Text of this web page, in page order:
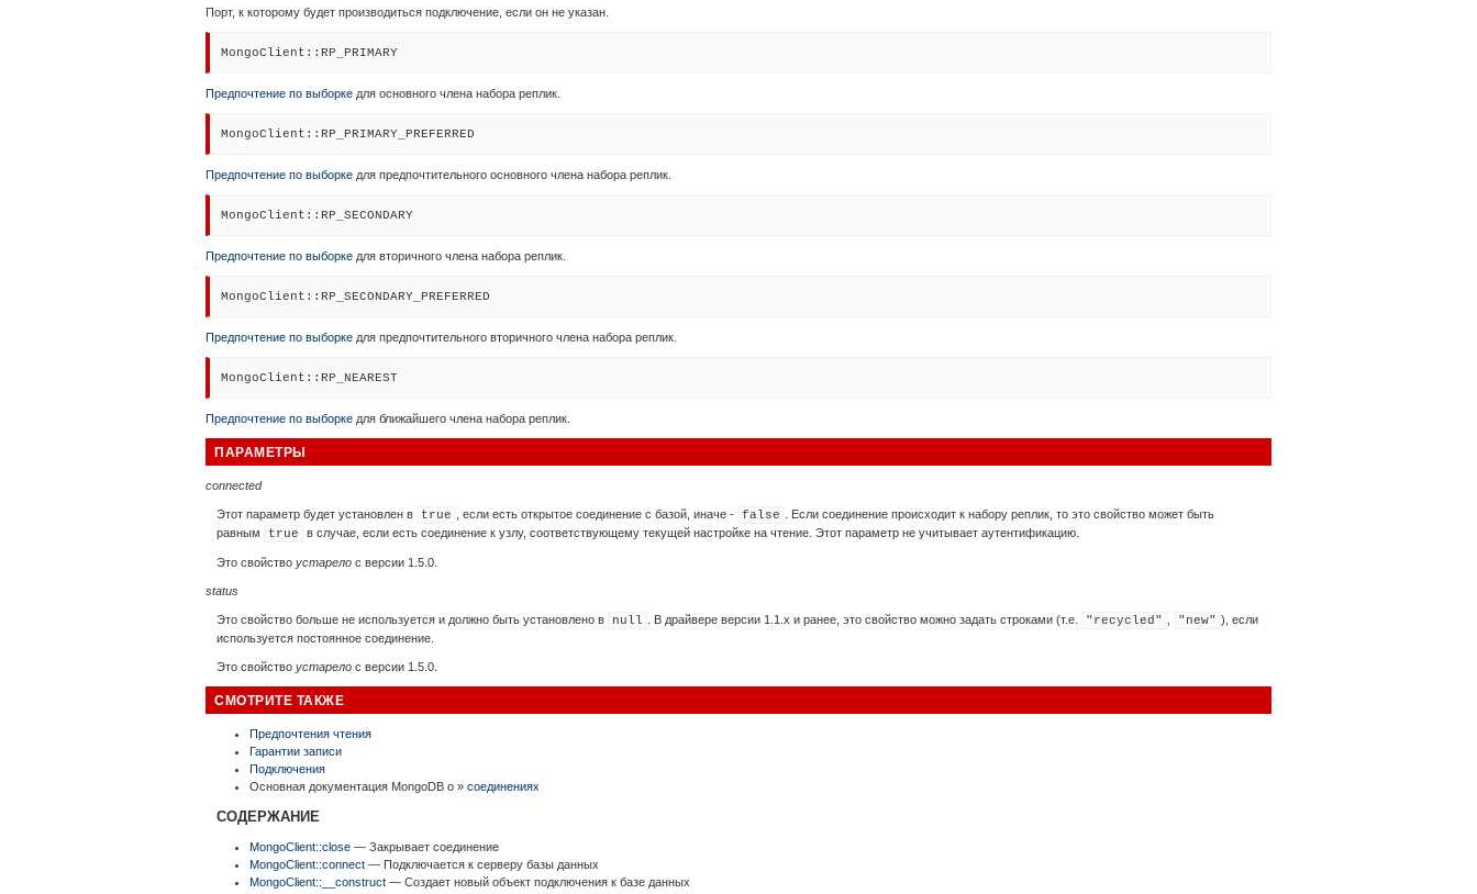
Порт, к которому будет производиться подключение, если он не указан.
MongoClient::RP_PRIMARY
Предпочтение по выборке для основного члена набора реплик.
MongoClient::RP_PRIMARY_PREFERRED
Предпочтение по выборке для предпочтительного основного члена набора реплик.
MongoClient::RP_SECONDARY
Предпочтение по выборке для вторичного члена набора реплик.
MongoClient::RP_SECONDARY_PREFERRED
Предпочтение по выборке для предпочтительного вторичного члена набора реплик.
MongoClient::RP_NEAREST
Предпочтение по выборке для ближайшего члена набора реплик.
ПАРАМЕТРЫ
connected
Этот параметр будет установлен в true , если есть открытое соединение с базой, иначе - false
. Если соединение происходит к набору реплик, то это свойство может быть
равным
true в случае, если есть соединение к узлу, соответствующему текущей настройке на чтение. Этот параметр не учитывает аутентификацию.
Это свойство устарело с версии 1.5.0.
status
Это свойство больше не используется и должно быть установлено в null . В драйвере версии 1.1.x и ранее, это свойство можно задать строками (т.е. "recycled" "new" ), если
используется постоянное соединение.
Это свойство устарело с версии 1.5.0.
СМОТРИТЕ ТАКЖЕ
Предпочтения чтения
Гарантии записи
Подключения
Основная документация MongoDB о » соединениях
СОДЕРЖАНИЕ
MongoClient::close — Закрывает соединение
MongoClient::connect — Подключается к серверу базы данных
MongoClient::__construct — Создает новый объект подключения к базе данных